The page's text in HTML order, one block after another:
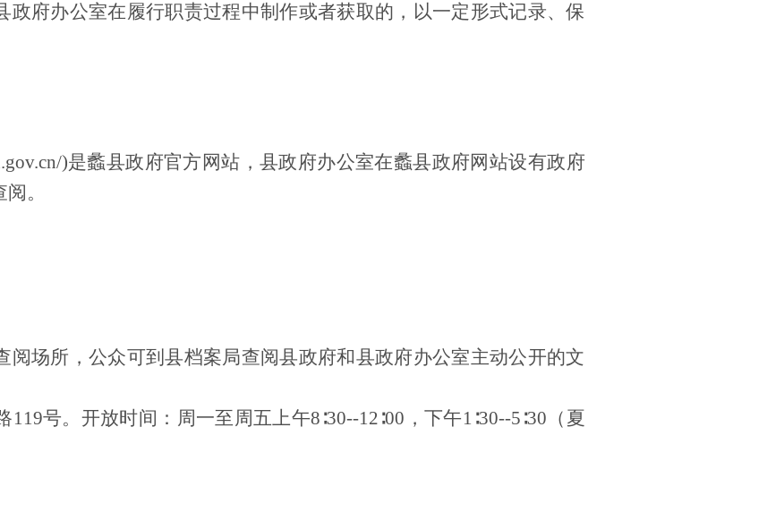
政府办公室在履行职责过程中制作或者获取的，以一定形式记录、保
)是蠡县政府官方网站，县政府办公室在蠡县政府网站设有政府
。
阅场所，公众可到县档案局查阅县政府和县政府办公室主动公开的文
119号。开放时间：周一至周五上午8∶30--12∶00，下午1∶30--5∶30（夏